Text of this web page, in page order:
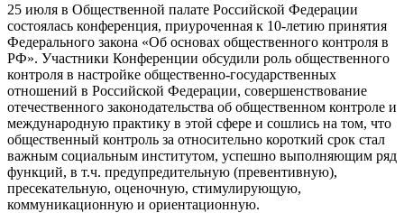
25 июля в Общественной палате Российской Федерации
состоялась конференция, приуроченная к 10-летию принятия
Федерального закона «Об основах общественного контроля в
РФ». Участники Конференции обсудили роль общественного
контроля в настройке общественно-государственных
отношений в Российской Федерации, совершенствование
отечественного законодательства об общественном контроле и
международную практику в этой сфере и сошлись на том, что
общественный контроль за относительно короткий срок стал
важным социальным институтом, успешно выполняющим ряд
функций, в т.ч. предупредительную (превентивную),
пресекательную, оценочную, стимулирующую,
коммуникационную и ориентационную.